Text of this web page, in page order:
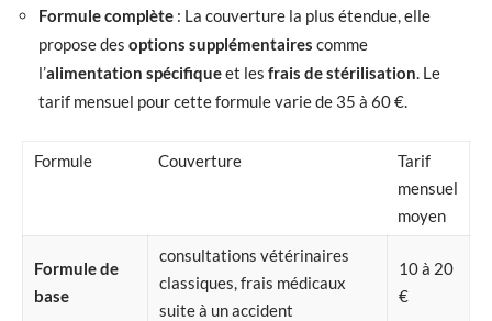
Formule complète : La couverture la plus étendue, elle
propose des options supplémentaires comme
l’alimentation spécifiqueet les frais de stérilisation. Le
tarif mensuel pour cette formule varie de 35 à 60 €.
Formule Couverture
Tarif
mensuel
moyen
Formule de
base
consultations vétérinaires
classiques, frais médicaux
suite à un accident
10 à 20
€